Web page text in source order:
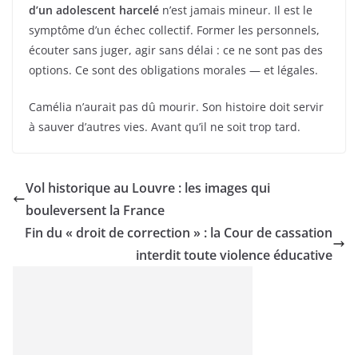
d’un adolescent harcelé n’est jamais mineur. Il est le
symptôme d’un échec collectif. Former les personnels,
écouter sans juger, agir sans délai : ce ne sont pas des
options. Ce sont des obligations morales — et légales.
Camélia n’aurait pas dû mourir. Son histoire doit servir
à sauver d’autres vies. Avant qu’il ne soit trop tard.
Vol historique au Louvre : les images qui
bouleversent la France
Fin du « droit de correction » : la Cour de cassation
interdit toute violence éducative